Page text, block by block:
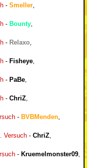
- Smeller,
- Bounty,
- Relaxo,
- Fisheye,
- PaBe,
- ChriZ,
- BVBMenden,
Versuch - ChriZ,
- Kruemelmonster09,